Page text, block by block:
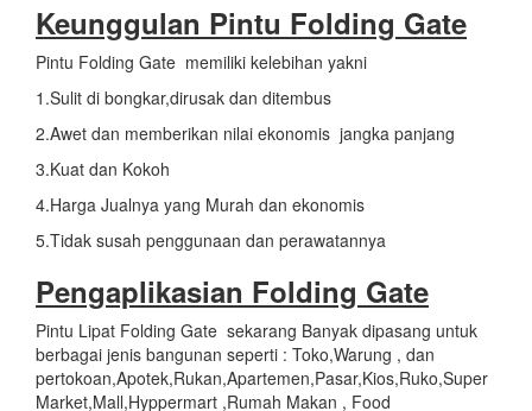
Keunggulan Pintu Folding Gate
Pintu Folding Gate memiliki kelebihan yakni
1.Sulit di bongkar,dirusak dan ditembus
2.Awet dan memberikan nilai ekonomis jangka panjang
3.Kuat dan Kokoh
4.Harga Jualnya yang Murah dan ekonomis
5.Tidak susah penggunaan dan perawatannya
Pengaplikasian Folding Gate
Pintu Lipat Folding Gate sekarang Banyak dipasang untuk
berbagai jenis bangunan seperti : Toko,Warung , dan
pertokoan,Apotek,Rukan,Apartemen,Pasar,Kios,Ruko,Super
Market,Mall,Hyppermart ,Rumah Makan , Food